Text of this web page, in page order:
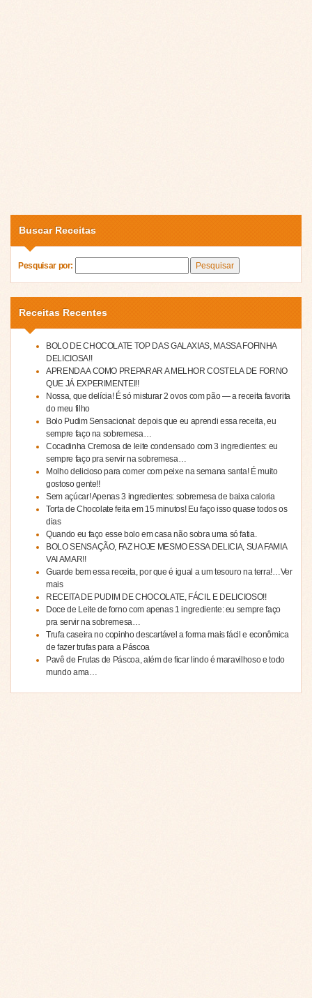
Buscar Receitas
Pesquisar por:
Receitas Recentes
BOLO DE CHOCOLATE TOP DAS GALAXIAS, MASSA FOFINHA
DELICIOSA!!
APRENDA A COMO PREPARAR A MELHOR COSTELA DE FORNO
QUE JÁ EXPERIMENTEI!!
Nossa, que delícia! É só misturar 2 ovos com pão — a receita favorita
do meu filho
Bolo Pudim Sensacional: depois que eu aprendi essa receita, eu
sempre faço na sobremesa…
Cocadinha Cremosa de leite condensado com 3 ingredientes: eu
sempre faço pra servir na sobremesa…
Molho delicioso para comer com peixe na semana santa! É muito
gostoso gente!!
Sem açúcar! Apenas 3 ingredientes: sobremesa de baixa caloria
Torta de Chocolate feita em 15 minutos! Eu faço isso quase todos os
dias
Quando eu faço esse bolo em casa não sobra uma só fatia.
BOLO SENSAÇÃO, FAZ HOJE MESMO ESSA DELICIA, SUA FAMIA
VAI AMAR!!
Guarde bem essa receita, por que é igual a um tesouro na terra!…Ver
mais
RECEITA DE PUDIM DE CHOCOLATE, FÁCIL E DELICIOSO!!
Doce de Leite de forno com apenas 1 ingrediente: eu sempre faço
pra servir na sobremesa…
Trufa caseira no copinho descartável a forma mais fácil e econômica
de fazer trufas para a Páscoa
Pavê de Frutas de Páscoa, além de ficar lindo é maravilhoso e todo
mundo ama…